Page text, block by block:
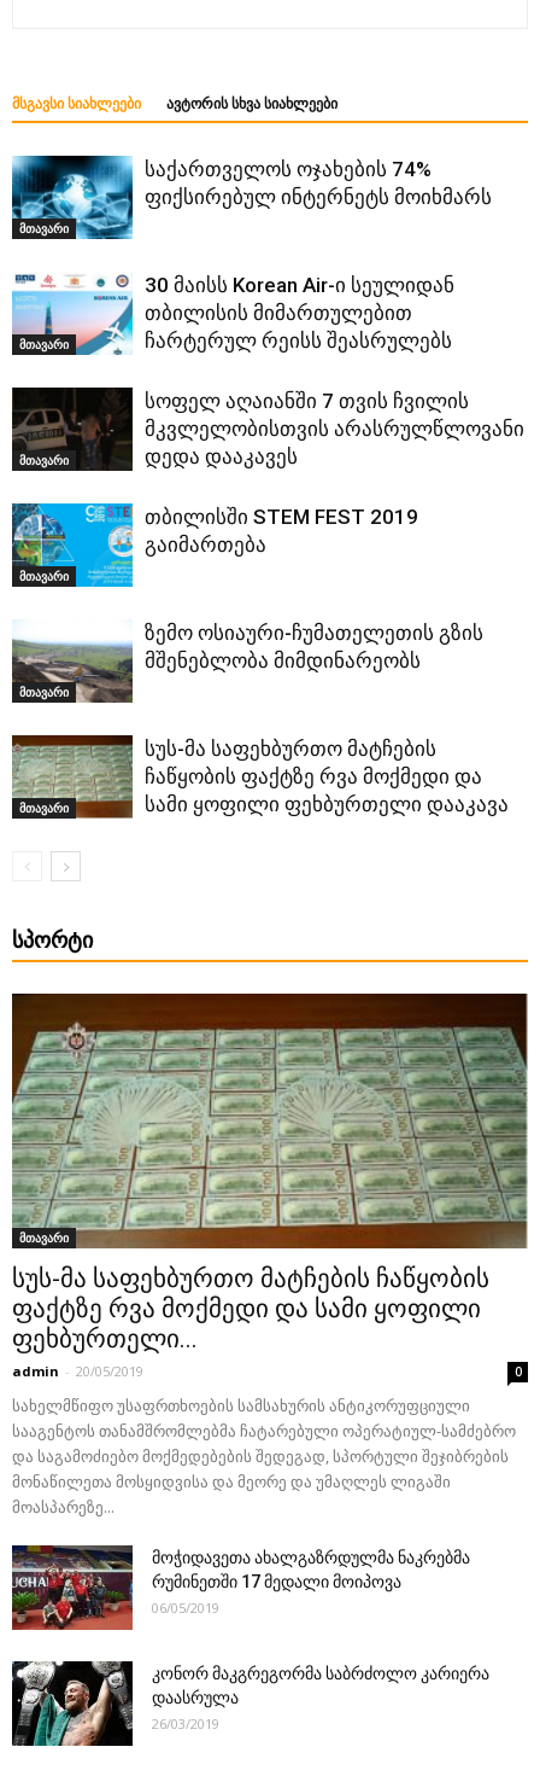
ᲛᲡᲒᲐᲕᲡᲘ ᲡᲘᲐᲮᲚᲔᲔᲑᲘ ᲐᲕᲢᲝᲠᲘᲡ ᲡᲮᲕᲐ ᲡᲘᲐᲮᲚᲔᲔᲑᲘ
მთავარი
საქართველოს ოჯახების 74%
ფიქსირებულ ინტერნეტს მოიხმარს
მთავარი
30 მაისს Korean Air-ი სეულიდან
თბილისის მიმართულებით
ჩარტერულ რეისს შეასრულებს
მთავარი
სოფელ აღაიანში 7 თვის ჩვილის
მკვლელობისთვის არასრულწლოვანი
დედა დააკავეს
მთავარი
თბილისში STEM FEST 2019
გაიმართება
მთავარი
ზემო ოსიაური-ჩუმათელეთის გზის
მშენებლობა მიმდინარეობს
მთავარი
სუს-მა საფეხბურთო მატჩების
ჩაწყობის ფაქტზე რვა მოქმედი და
სამი ყოფილი ფეხბურთელი დააკავა
ᲡᲞᲝᲠᲢᲘ
მთავარი
სუს-მა საფეხბურთო მატჩების ჩაწყობის
ფაქტზე რვა მოქმედი და სამი ყოფილი
ფეხბურთელი...
admin - 20/05/2019 0
სახელმწიფო უსაფრთხოების სამსახურის ანტიკორუფციული
სააგენტოს თანამშრომლებმა ჩატარებული ოპერატიულ-სამძებრო
და საგამოძიებო მოქმედებების შედეგად, სპორტული შეჯიბრების
მონაწილეთა მოსყიდვისა და მეორე და უმაღლეს ლიგაში
მოასპარეზე...
მოჭიდავეთა ახალგაზრდულმა ნაკრებმა
რუმინეთში 17 მედალი მოიპოვა
06/05/2019
კონორ მაკგრეგორმა საბრძოლო კარიერა
დაასრულა
26/03/2019